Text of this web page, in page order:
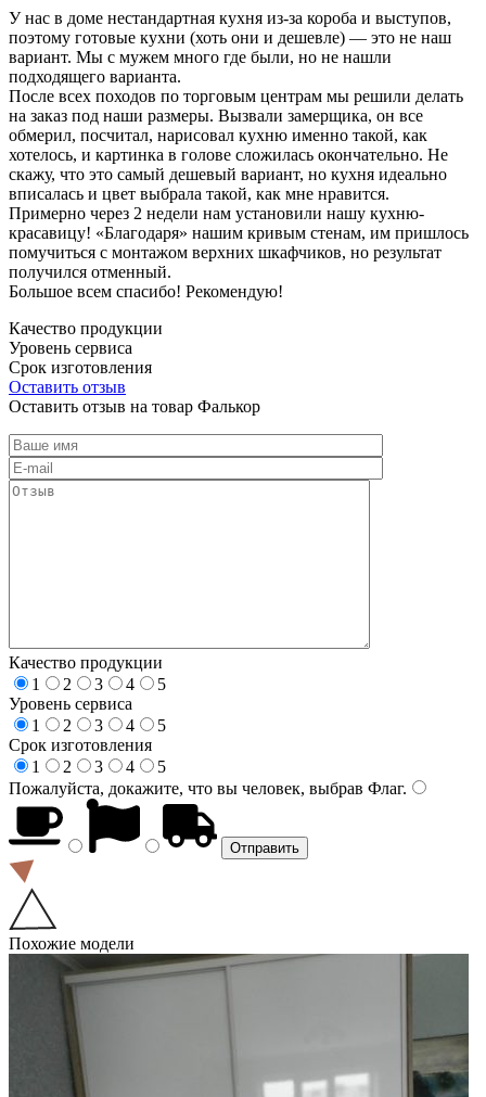
У нас в доме нестандартная кухня из-за короба и выступов,
поэтому готовые кухни (хоть они и дешевле) — это не наш
вариант. Мы с мужем много где были, но не нашли
подходящего варианта.
После всех походов по торговым центрам мы решили делать
на заказ под наши размеры. Вызвали замерщика, он все
обмерил, посчитал, нарисовал кухню именно такой, как
хотелось, и картинка в голове сложилась окончательно. Не
скажу, что это самый дешевый вариант, но кухня идеально
вписалась и цвет выбрала такой, как мне нравится.
Примерно через 2 недели нам установили нашу кухню-
красавицу! «Благодаря» нашим кривым стенам, им пришлось
помучиться с монтажом верхних шкафчиков, но результат
получился отменный.
Большое всем спасибо! Рекомендую!
Качество продукции
Уровень сервиса
Срок изготовления
Оставить отзыв
Оставить отзыв на товар Фалькор
Качество продукции
1
2 3 4
5
Уровень сервиса
1
2 3 4
5
Срок изготовления
1
2 3 4
5
Пожалуйста, докажите, что вы человек, выбрав Флаг.
Похожие модели